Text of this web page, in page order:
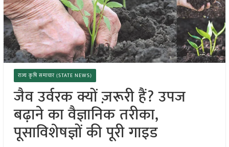
राज्य कृषि समाचार (STATE NEWS)
जैव उर्वरक क्यों ज़रूरी हैं? उपज
बढ़ाने का वैज्ञानिक तरीका,
पूसाविशेषज्ञों की पूरी गाइड